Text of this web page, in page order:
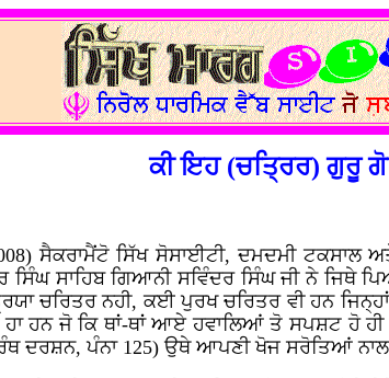
ਕੀ ਇਹ (ਚਤ੍ਰਿਰ) ਗੁਰੂ
ਸੈਕਰਾਮੈਂਟੋ ਸਿੱਖ ਸੋਸਾਈਟੀ, ਦਮਦਮੀ
ਸਿੰਘ ਸਾਹਿਬ ਗਿਆਨੀ ਸਵਿੰਦਰ ਸਿੰਘ ਜੀ ਨੇ
ਚਰਿਤਰ ਨਹੀ, ਕਈ ਪੁਰਖ ਚਰਿਤਰ ਵੀ ਹਨ
ਹਾ ਹਨ ਜੋ ਕਿ ਥਾਂ-ਥਾਂ ਆਏ ਹਵਾਲਿਆਂ ਤੋ ਸਪਸ਼ਟ ਹੋ
ਦਰਸ਼ਨ, ਪੰਨਾ 125) ਉਥੇ ਆਪਣੀ ਖੋਜ ਸਰੋਤਿਆਂ ਨਾਲ